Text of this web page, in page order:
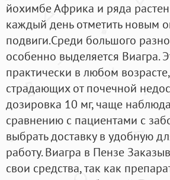
йохимбе Африка и ряда
каждый день отметить новым
подвиги.Среди большого
особенно выделяется Виагра.
практически в любом
страдающих от почечной
дозировка 10 мг, чаще
сравнению с пациентами с
выбрать доставку в удобную
работу. Виагра в Пензе
свои средства, так как